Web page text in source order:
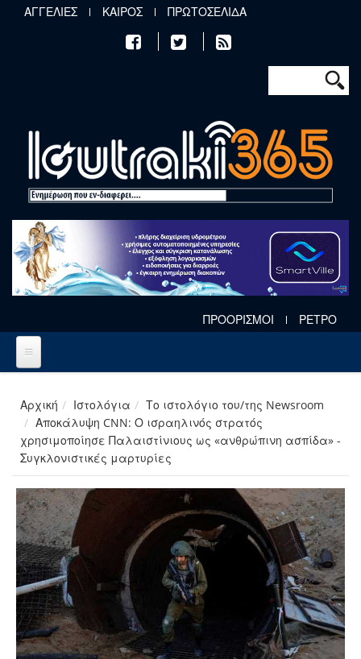
Παράκαμψη προς το κυρίως περιεχόμενο
ΑΓΓΕΛΙΕΣ ΚΑΙΡΟΣ ΠΡΩΤΟΣΕΛΙΔΑ
Φόρμα
Αναζήτηση
ΠΡΟΟΡΙΣΜΟΙ ΡΕΤΡΟ
Αρχική Ιστολόγια
Το ιστολόγιο του/της Newsroom
Αποκάλυψη CNN: Ο ισραηλινός στρατός
χρησιμοποίησε Παλαιστίνιους ως «ανθρώπινη ασπίδα» -
Συγκλονιστικές μαρτυρίες